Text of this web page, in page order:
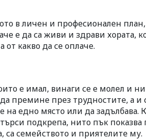
в личен и професионален
е да са живи и здрави хората,
от какво да се оплаче.
е имал, винаги се е молел и
премине през трудностите, а
на едно място или да
подкрепа, нито пък показва
са семейството и приятелите му.